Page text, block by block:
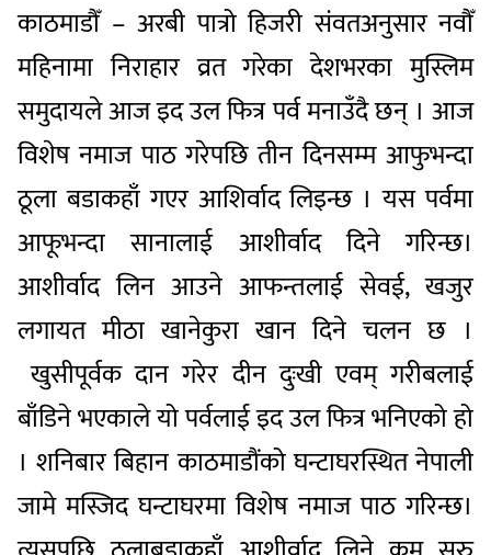
काठमाडौँ – अरबी पात्रो हिजरी संवतअनुसार नवौँ
महिनामा निराहार व्रत गरेका देशभरका मुस्लिम
समुदायले आज इद उल फित्र पर्व मनाउँदै छन् । आज
विशेष नमाज पाठ गरेपछि तीन दिनसम्म आफुभन्दा
ठूला बडाकहाँ गएर आशिर्वाद लिइन्छ । यस पर्वमा
आफूभन्दा सानालाई आशीर्वाद दिने गरिन्छ।
आशीर्वाद लिन आउने आफन्तलाई सेवई, खजुर
लगायत मीठा खानेकुरा खान दिने चलन छ ।
खुसीपूर्वक दान गरेर दीन दुःखी एवम् गरीबलाई
बाँडिने भएकाले यो पर्वलाई इद उल फित्र भनिएको हो
। शनिबार बिहान काठमाडौंको घन्टाघरस्थित नेपाली
जामे मस्जिद घन्टाघरमा विशेष नमाज पाठ गरिन्छ।